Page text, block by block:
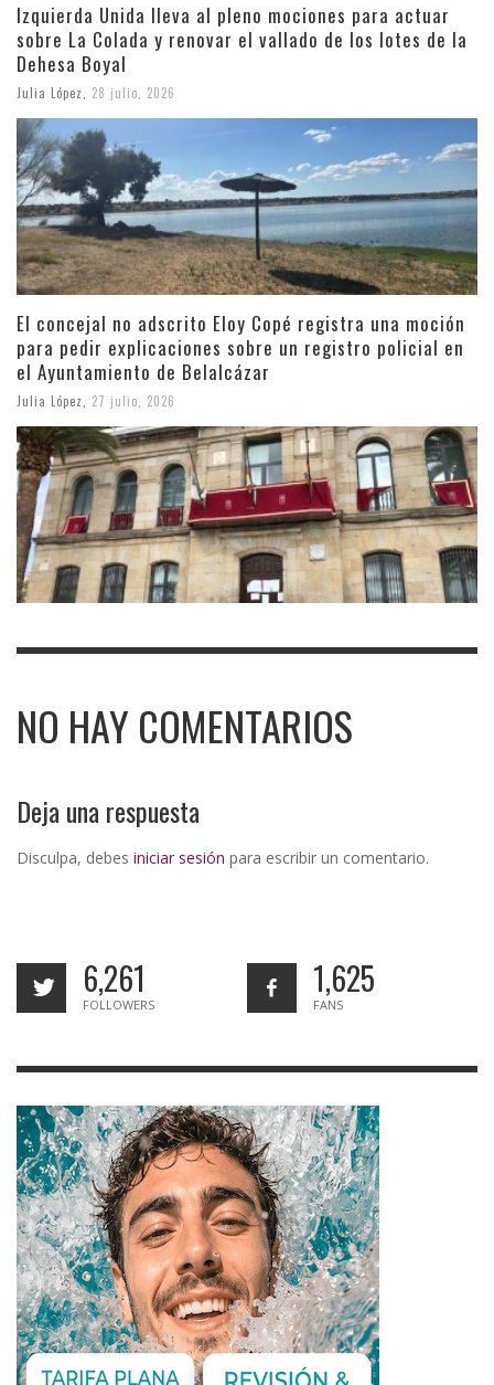
Izquierda Unida lleva al pleno mociones para actuar
sobre La Colada y renovar el vallado de los lotes de la
Dehesa Boyal
Julia López 28 julio, 2026
El concejal no adscrito Eloy Copé registra una moción
para pedir explicaciones sobre un registro policial en
el Ayuntamiento de Belalcázar
Julia López 27 julio, 2026
NO HAY COMENTARIOS
Deja una respuesta
Disculpa, debes iniciar sesión para escribir un comentario.
6,261
FOLLOWERS
1,625
FANS